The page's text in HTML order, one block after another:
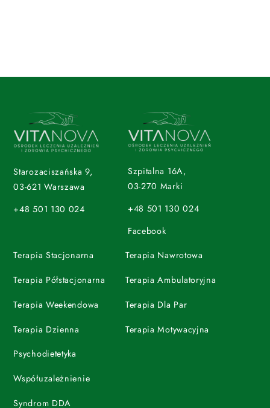
Starozaciszańska 9,
03-621 Warszawa
+48 501 130 024
Szpitalna 16A,
03-270 Marki
+48 501 130 024
Facebook
Terapia Stacjonarna
Terapia Półstacjonarna
Terapia Weekendowa
Terapia Dzienna
Terapia Nawrotowa
Terapia Ambulatoryjna
Terapia Dla Par
Terapia Motywacyjna
Psychodietetyka
Współuzależnienie
Syndrom DDA